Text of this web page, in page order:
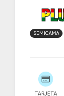
SEMICAMA
TARJETA